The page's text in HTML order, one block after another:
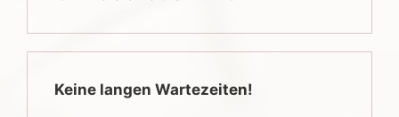
Keine langen Wartezeiten!